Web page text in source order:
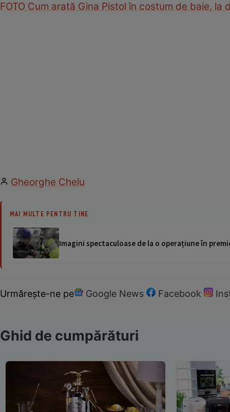
FOTO Cum arată Gina Pistol în costum de baie,
Gheorghe Chelu
MAI MULTE PENTRU TINE
Imagini spectaculoase de la o operațiune în
Urmărește-ne pe Google News Facebook
Ghid de cumpărături